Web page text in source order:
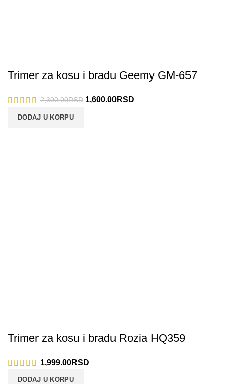
Trimer za kosu i bradu Geemy GM-657
2,300.00RSD 1,600.00RSD
DODAJ U KORPU
Trimer za kosu i bradu Rozia HQ359
1,999.00RSD
DODAJ U KORPU